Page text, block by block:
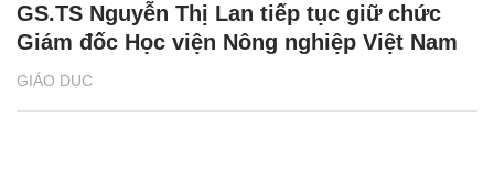
GIÁO DỤC
GS.TS Nguyễn Thị Lan tiếp tục giữ chức
Giám đốc Học viện Nông nghiệp Việt Nam